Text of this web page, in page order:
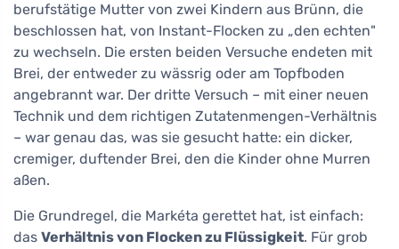
berufstätige Mutter von zwei Kindern aus Brünn, die
beschlossen hat, von Instant-Flocken zu „den echten"
zu wechseln. Die ersten beiden Versuche endeten mit
Brei, der entweder zu wässrig oder am Topfboden
angebrannt war. Der dritte Versuch – mit einer neuen
Technik und dem richtigen Zutatenmengen-Verhältnis
– war genau das, was sie gesucht hatte: ein dicker,
cremiger, duftender Brei, den die Kinder ohne Murren
aßen.
Die Grundregel, die Markéta gerettet hat, ist einfach:
das Verhältnis von Flocken zu Flüssigkeit. Für grob